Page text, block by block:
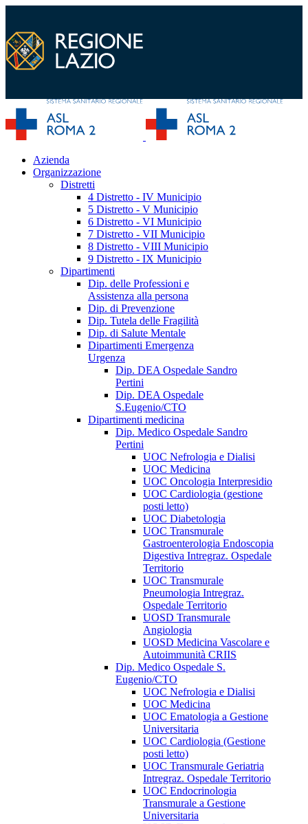
Azienda
Organizzazione
Distretti
4 Distretto - IV Municipio
5 Distretto - V Municipio
6 Distretto - VI Municipio
7 Distretto - VII Municipio
8 Distretto - VIII Municipio
9 Distretto - IX Municipio
Dipartimenti
Dip. delle Professioni e
Assistenza alla persona
Dip. di Prevenzione
Dip. Tutela delle Fragilità
Dip. di Salute Mentale
Dipartimenti Emergenza
Urgenza
Dip. DEA Ospedale Sandro
Pertini
Dip. DEA Ospedale
S.Eugenio/CTO
Dipartimenti medicina
Dip. Medico Ospedale Sandro
Pertini
UOC Nefrologia e Dialisi
UOC Medicina
UOC Oncologia Interpresidio
UOC Cardiologia (gestione
posti letto)
UOC Diabetologia
UOC Transmurale
Gastroenterologia Endoscopia
Digestiva Intregraz. Ospedale
Territorio
UOC Transmurale
Pneumologia Intregraz.
Ospedale Territorio
UOSD Transmurale
Angiologia
UOSD Medicina Vascolare e
Autoimmunità CRIIS
Dip. Medico Ospedale S.
Eugenio/CTO
UOC Nefrologia e Dialisi
UOC Medicina
UOC Ematologia a Gestione
Universitaria
UOC Cardiologia (Gestione
posti letto)
UOC Transmurale Geriatria
Intregraz. Ospedale Territorio
UOC Endocrinologia
Transmurale a Gestione
Universitaria